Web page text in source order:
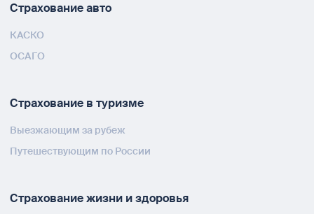
Страхование авто
КАСКО
ОСАГО
Страхование в туризме
Выезжающим за рубеж
Путешествующим по России
Страхование жизни и здоровья